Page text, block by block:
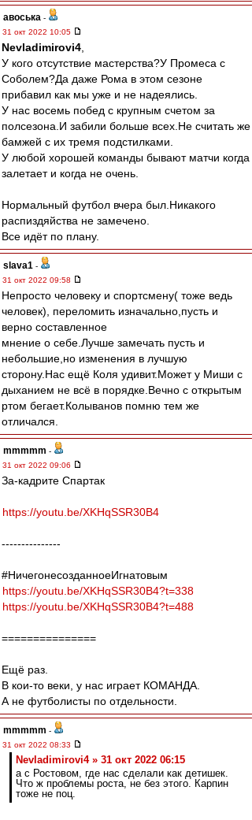
авоська -
31 окт 2022 10:05
Nevladimirovi4
У кого отсутствие мастерства?У Промеса с
Соболем?Да даже Рома в этом сезоне
прибавил как мы уже и не надеялись.
У нас восемь побед с крупным счетом за
полсезона.И забили больше всех.Не считать же
бамжей с их тремя подстилками.
У любой хорошей команды бывают матчи когда
залетает и когда не очень.
Нормальный футбол вчера был.Никакого
распиздяйства не замечено.
Все идёт по плану.
slava1 -
31 окт 2022 09:58
Непросто человеку и спортсмену( тоже ведь
человек), переломить изначально,пусть и
верно составленное
мнение о себе.Лучше замечать пусть и
небольшие,но изменения в лучшую
сторону.Нас ещё Коля удивит.Может у Миши с
дыханием не всё в порядке.Вечно с открытым
ртом бегает.Колыванов помню тем же
отличался.
mmmmm -
31 окт 2022 09:06
За-кадрите Спартак
https://youtu.be/XKHqSSR30B4
---------------
#НичегонесозданноеИгнатовым
https://youtu.be/XKHqSSR30B4?t=338
https://youtu.be/XKHqSSR30B4?t=488
===============
Ещё раз.
В кои-то веки, у нас играет КОМАНДА.
А не футболисты по отдельности.
mmmmm -
31 окт 2022 08:33
Nevladimirovi4 » 31 окт 2022 06:15
а с Ростовом, где нас сделали как детишек.
Что ж проблемы роста, не без этого. Карпин
тоже не поц.